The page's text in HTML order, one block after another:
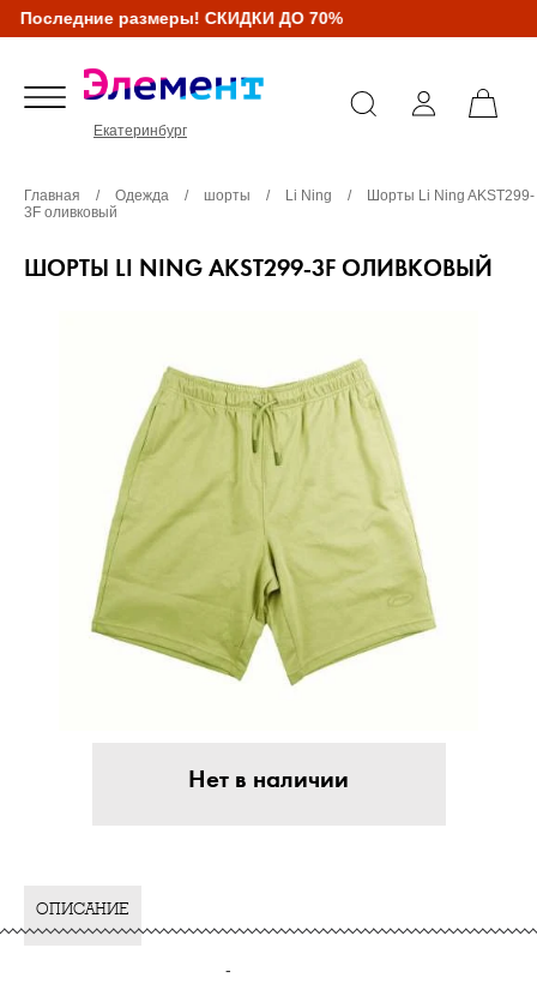
Последние размеры! СКИДКИ ДО 70%
Екатеринбург
Главная / Одежда / шорты / Li Ning /
Шорты Li Ning AKST299-
3F оливковый
ШОРТЫ LI NING AKST299-3F ОЛИВКОВЫЙ
Нет в наличии
ОПИСАНИЕ
-